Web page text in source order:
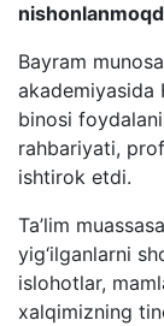
Bayram
akademiyasida
binosi
rahbariyati,
ishtirok etdi.
Ta’lim
yig‘ilganlarni
islohotlar,
xalqimizning